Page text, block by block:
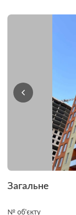
Загальне
№ об'єкту